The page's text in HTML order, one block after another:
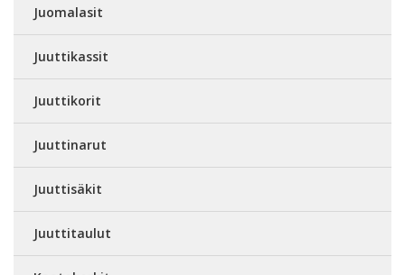
Juomalasit
Juuttikassit
Juuttikorit
Juuttinarut
Juuttisäkit
Juuttitaulut